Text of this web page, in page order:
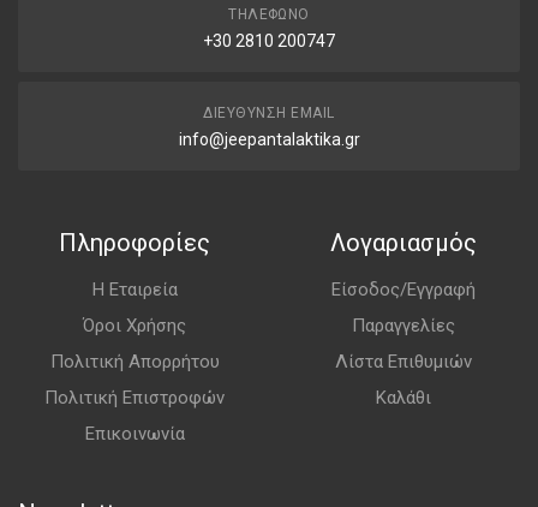
ΤΗΛΈΦΩΝΟ
+30 2810 200747
ΔΙΕΎΘΥΝΣΗ EMAIL
info@jeepantalaktika.gr
Πληροφορίες
Η Εταιρεία
Όροι Χρήσης
Πολιτική Απορρήτου
Πολιτική Επιστροφών
Επικοινωνία
Λογαριασμός
Είσοδος/Εγγραφή
Παραγγελίες
Λίστα Επιθυμιών
Καλάθι